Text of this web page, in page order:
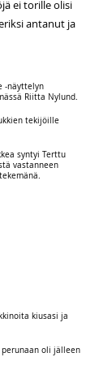
ei torille olisi
antanut ja
-näyttelyn
Riitta Nylund.
tekijöille
syntyi Terttu
vastanneen
kiusasi ja
oli jälleen